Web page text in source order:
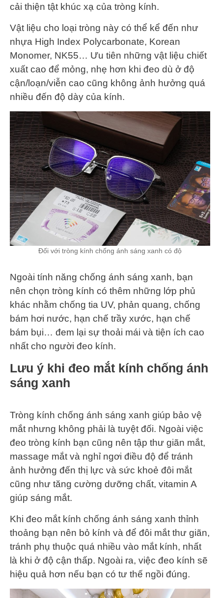
cải thiện tật khúc xạ của tròng kính.
Vật liệu cho loại tròng này có thể kể đến như
nhựa High Index Polycarbonate, Korean
Monomer, NK55… Ưu tiên những vật liệu chiết
xuất cao để mỏng, nhẹ hơn khi đeo dù ở độ
cận/loạn/viễn cao cũng không ảnh hưởng quá
nhiều đến độ dày của kính.
Đối với tròng kính chống ánh sáng xanh có độ
Ngoài tính năng chống ánh sáng xanh, bạn
nên chọn tròng kính có thêm những lớp phủ
khác nhằm chống tia UV, phản quang, chống
bám hơi nước, hạn chế trầy xước, hạn chế
bám bụi… đem lại sự thoải mái và tiện ích cao
nhất cho người đeo kính.
Lưu ý khi đeo mắt kính chống ánh
sáng xanh
Tròng kính chống ánh sáng xanh giúp bảo vệ
mắt nhưng không phải là tuyệt đối. Ngoài việc
đeo tròng kính bạn cũng nên tập thư giãn mắt,
massage mắt và nghỉ ngơi điều độ để tránh
ảnh hưởng đến thị lực và sức khoẻ đôi mắt
cũng như tăng cường dưỡng chất, vitamin A
giúp sáng mắt.
Khi đeo mắt kính chống ánh sáng xanh thỉnh
thoảng bạn nên bỏ kính và để đôi mắt thư giãn,
tránh phụ thuộc quá nhiều vào mắt kính, nhất
là khi ở độ cận thấp. Ngoài ra, việc đeo kính sẽ
hiệu quả hơn nếu bạn có tư thế ngồi đúng.